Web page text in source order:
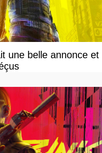
une belle annonce et